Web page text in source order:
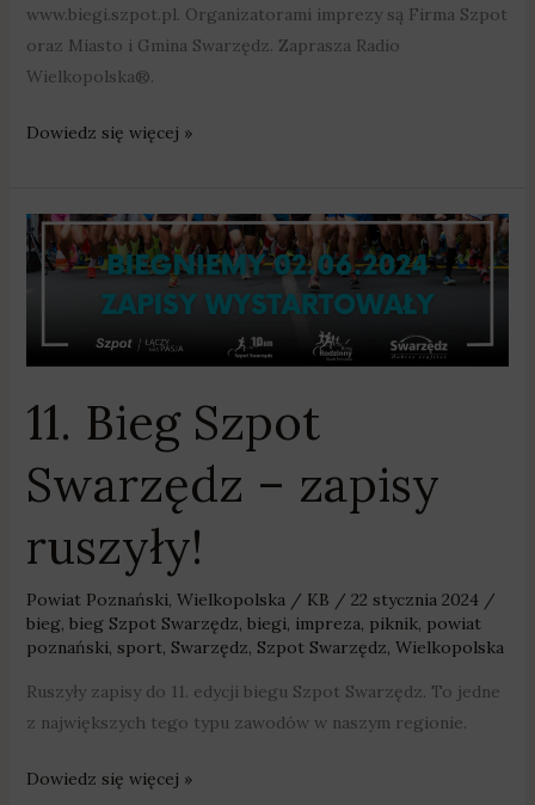
www.biegi.szpot.pl. Organizatorami imprezy są Firma Szpot
oraz Miasto i Gmina Swarzędz. Zaprasza Radio
Wielkopolska®.
Dowiedz się więcej »
11. Bieg Szpot
Swarzędz – zapisy
ruszyły!
Powiat Poznański, Wielkopolska/ KB / 22 stycznia 2024 /
bieg, bieg Szpot Swarzędz, biegi, impreza, piknik, powiat
poznański, sport, Swarzędz, Szpot Swarzędz, Wielkopolska
Ruszyły zapisy do 11. edycji biegu Szpot Swarzędz. To jedne
z największych tego typu zawodów w naszym regionie.
11.
Bieg
Swarzędz
ruszyły!
Dowiedz się więcej »